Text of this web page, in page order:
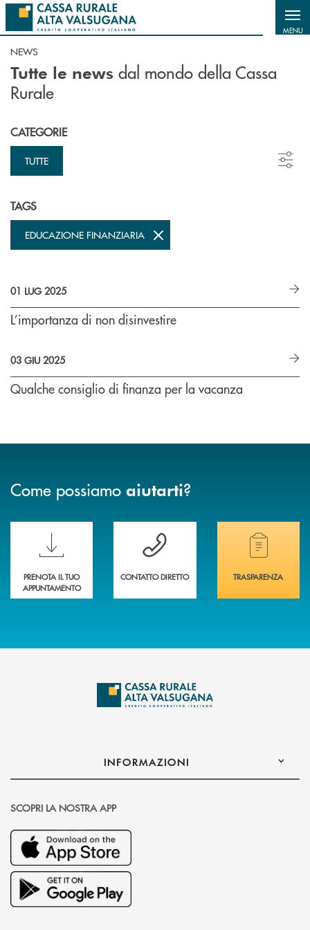
Salta al contenuto principale
MENU
NEWS
Tutte le news dal mondo della Cassa
Rurale
CATEGORIE
TUTTE
TAGS
EDUCAZIONE FINANZIARIA
01 LUG 2025
L’importanza di non disinvestire
03 GIU 2025
Qualche consiglio di finanza per la vacanza
Come possiamo aiutarti?
Scopri le funzionalità della nuova PRENOTA BANCA
PRENOTA IL TUO
APPUNTAMENTO
Hai bisogno di assistenza immediata?
CONTATTO DIRETTO
Hai bisogno di
TRASPARENZA
INFORMAZIONI
SCOPRI LA NOSTRA APP